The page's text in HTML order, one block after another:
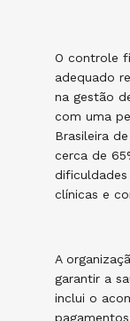
O controle
adequado
na gestão
com uma
Brasileira
cerca de
dificuldades
clínicas e
A
garantir a
inclui o